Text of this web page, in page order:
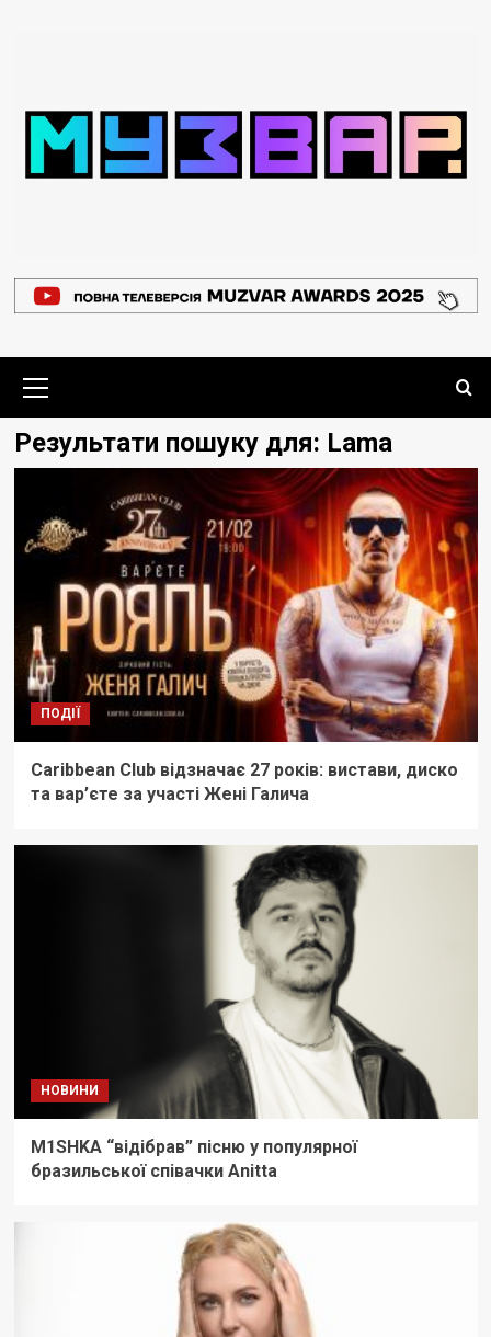
меню
Результати пошуку для: Lama
ПОДІЇ
Caribbean Club відзначає 27 років: вистави, диско
та вар’єте за участі Жені Галича
НОВИНИ
M1SHKA “відібрав” пісню у популярної
бразильської співачки Anitta